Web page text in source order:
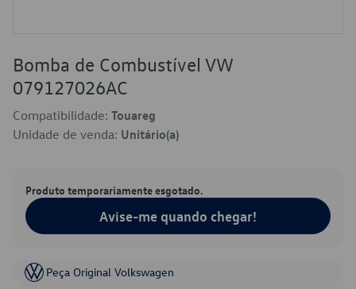
Bomba de Combustível VW
079127026AC
Compatibilidade: Touareg
Unidade de venda: Unitário(a)
Produto temporariamente esgotado.
Avise-me quando chegar!
Peça Original Volkswagen